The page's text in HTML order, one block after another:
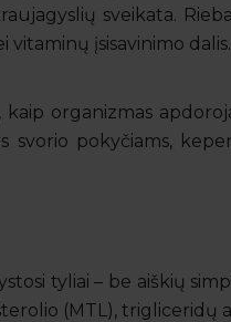
sveikata.
vitaminų įsisavinimo dalis.
organizmas
svorio pokyčiams,
tyliai – be aiškių
(MTL), trigliceridų